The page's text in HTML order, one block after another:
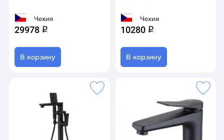
Чехия
29978 q
В корзину
Чехия
10280 q
В корзину